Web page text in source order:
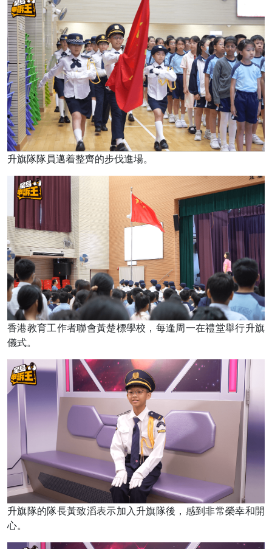
升旗隊隊員邁着整齊的步伐進場。
香港教育工作者聯會黃楚標學校，每逢周一在禮堂舉行升旗
儀式。
升旗隊的隊長黃致滔表示加入升旗隊後，感到非常榮幸和開
心。